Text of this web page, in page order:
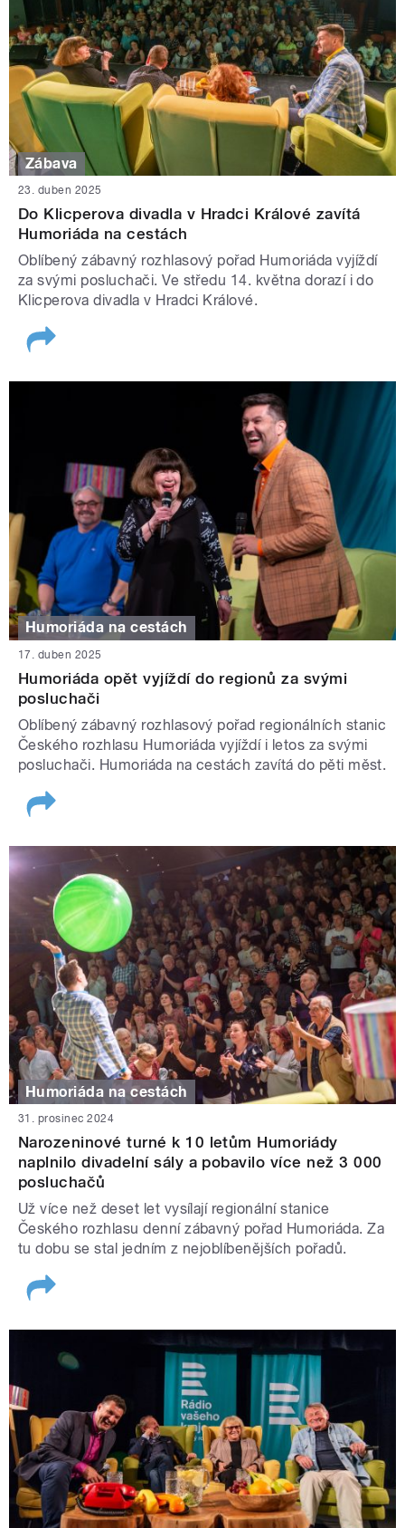
Zábava
23. duben 2025
Do Klicperova divadla v Hradci Králové zavítá
Humoriáda na cestách
Oblíbený zábavný rozhlasový pořad Humoriáda vyjíždí
za svými posluchači. Ve středu 14. května dorazí i do
Klicperova divadla v Hradci Králové.
Humoriáda na cestách
17. duben 2025
Humoriáda opět vyjíždí do regionů za svými
posluchači
Oblíbený zábavný rozhlasový pořad regionálních stanic
Českého rozhlasu Humoriáda vyjíždí i letos za svými
posluchači. Humoriáda na cestách zavítá do pěti měst.
Humoriáda na cestách
31. prosinec 2024
Narozeninové turné k 10 letům Humoriády
naplnilo divadelní sály a pobavilo více než 3 000
posluchačů
Už více než deset let vysílají regionální stanice
Českého rozhlasu denní zábavný pořad Humoriáda. Za
tu dobu se stal jedním z nejoblíbenějších pořadů.